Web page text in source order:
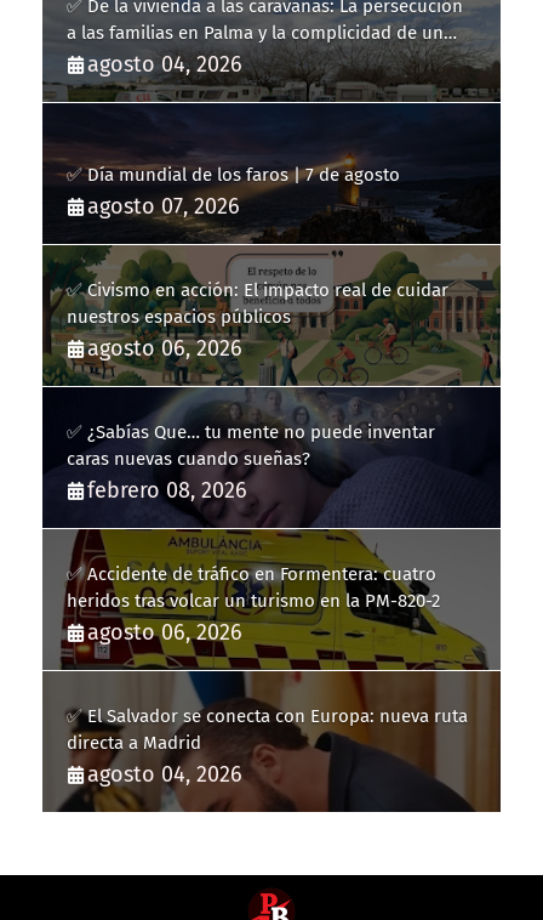
✅ De la vivienda a las caravanas: La persecución
a las familias en Palma y la complicidad de un
fracaso heredado
agosto 04, 2026
✅ Día mundial de los faros | 7 de agosto
agosto 07, 2026
✅ Civismo en acción: El impacto real de cuidar
nuestros espacios públicos
agosto 06, 2026
✅ ¿Sabías Que… tu mente no puede inventar
caras nuevas cuando sueñas?
febrero 08, 2026
✅ Accidente de tráfico en Formentera: cuatro
heridos tras volcar un turismo en la PM-820-2
agosto 06, 2026
✅ El Salvador se conecta con Europa: nueva ruta
directa a Madrid
agosto 04, 2026